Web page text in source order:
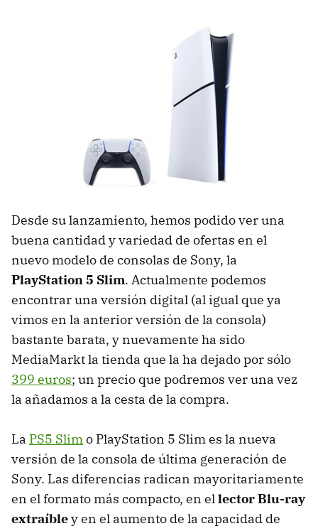
Desde su lanzamiento, hemos podido ver una
buena cantidad y variedad de ofertas en el
nuevo modelo de consolas de Sony, la
PlayStation 5 Slim. Actualmente podemos
encontrar una versión digital (al igual que ya
vimos en la anterior versión de la consola)
bastante barata, y nuevamente ha sido
MediaMarkt la tienda que la ha dejado por sólo
399 euros; un precio que podremos ver una vez
la añadamos a la cesta de la compra.
La PS5 Slim o PlayStation 5 Slim es la nueva
versión de la consola de última generación de
Sony. Las diferencias radican mayoritariamente
en el formato más compacto, en el lector Blu-ray
extraíbley en el aumento de la capacidad de